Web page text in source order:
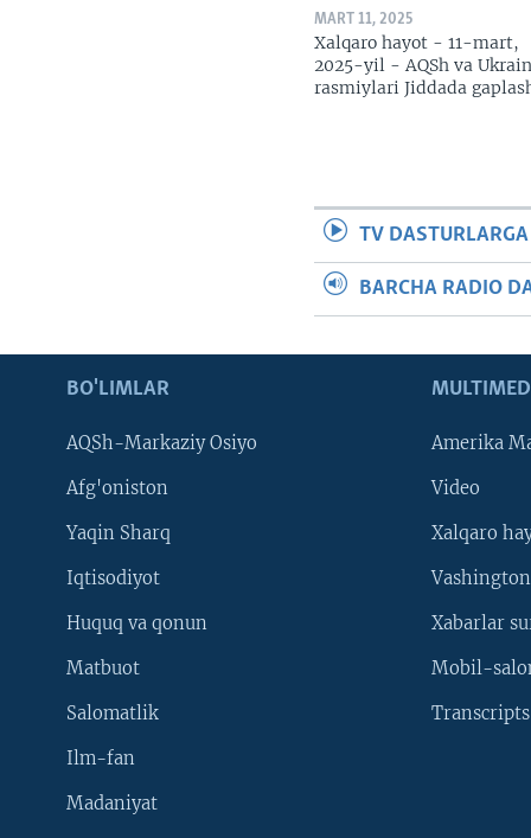
MART 11, 2025
Xalqaro hayot - 11-mart,
2025-yil - AQSh va
rasmiylari Jiddada
TV
BARCHA RADIO
BO'LIMLAR
AQSh-Markaziy Osiyo
Afg'oniston
Yaqin Sharq
Iqtisodiyot
Huquq va qonun
Matbuot
Salomatlik
Ilm-fan
Madaniyat
Amerika
Video
Xalqaro
Xabarlar
Mobil-
Transcripts